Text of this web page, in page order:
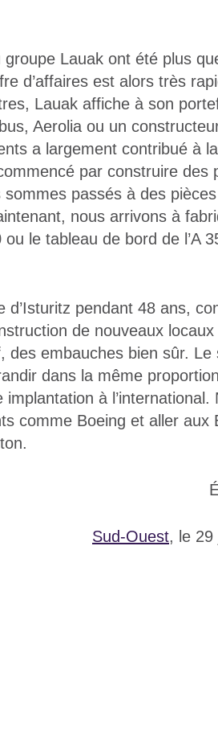
Lauak ont été plus
d’affaires est alors très
Lauak affiche à son
Aerolia ou un
a largement contribué à
par construire des
passés à des
nous arrivons à
le tableau de bord de l’A
d’Isturitz pendant 48 ans,
de nouveaux
des embauches bien sûr. Le
dans la même
à l’international.
comme Boeing et aller aux
Sud-Ouest, le 29